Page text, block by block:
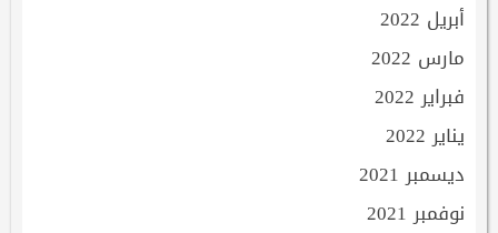
أبريل 2022
مارس 2022
فبراير 2022
يناير 2022
ديسمبر 2021
نوفمبر 2021